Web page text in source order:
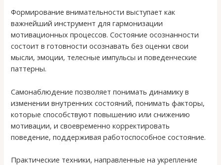
Формирование внимательности выступает как
важнейший инструмент для гармонизации
мотивационных процессов. Состояние осознанности
состоит в готовности осознавать без оценки свои
мысли, эмоции, телесные импульсы и поведенческие
паттерны.
Самонаблюдение позволяет понимать динамику в
изменении внутренних состояний, понимать факторы,
которые способствуют повышению или снижению
мотивации, и своевременно корректировать
поведение, поддерживая работоспособное состояние.
Практические техники, направленные на укрепление